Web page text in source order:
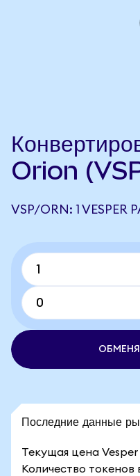
Orion
VSP/ORN: 1 VESPER
Последние данные
Текущая цена Vesper
Количество